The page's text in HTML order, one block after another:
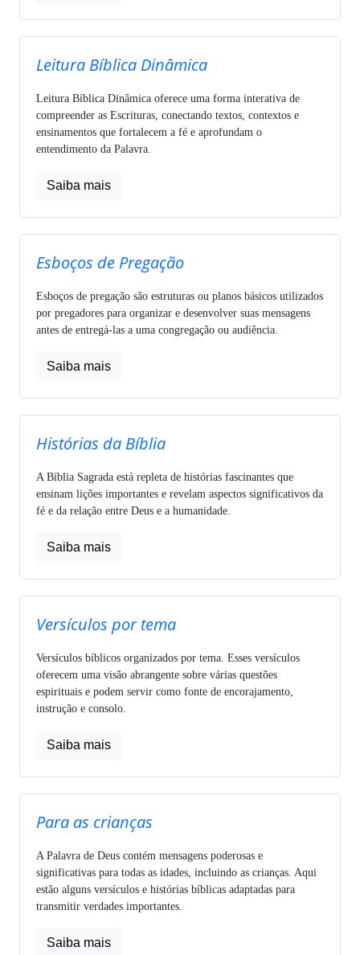
Leitura Bíblica Dinâmica
Leitura Bíblica Dinâmica oferece uma forma interativa de
compreender as Escrituras, conectando textos, contextos e
ensinamentos que fortalecem a fé e aprofundam o
entendimento da Palavra.
Saiba mais
Esboços de Pregação
Esboços de pregação são estruturas ou planos básicos utilizados
por pregadores para organizar e desenvolver suas mensagens
antes de entregá-las a uma congregação ou audiência.
Saiba mais
Histórias da Bíblia
A Bíblia Sagrada está repleta de histórias fascinantes que
ensinam lições importantes e revelam aspectos significativos da
fé e da relação entre Deus e a humanidade.
Saiba mais
Versículos por tema
Versículos bíblicos organizados por tema. Esses versículos
oferecem uma visão abrangente sobre várias questões
espirituais e podem servir como fonte de encorajamento,
instrução e consolo.
Saiba mais
Para as crianças
A Palavra de Deus contém mensagens poderosas e
significativas para todas as idades, incluindo as crianças. Aqui
estão alguns versículos e histórias bíblicas adaptadas para
transmitir verdades importantes.
Saiba mais